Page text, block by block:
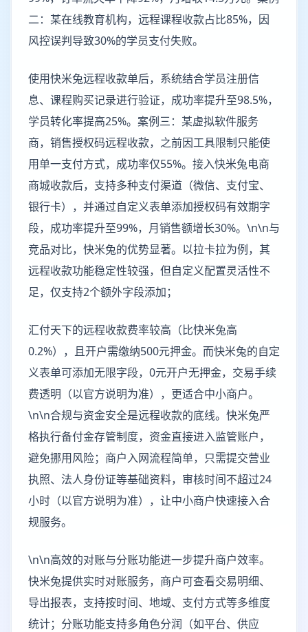
二：某在线教育机构，远程课程收款占比85%，因
风控误判导致30%的学员支付失败。
使用快米兔远程收款单后，系统结合学员注册信
息、课程购买记录进行验证，成功率提升至98.5%，
学员转化率提高25%。案例三：某虚拟软件服务
商，销售授权码远程收款，之前因工具限制只能使
用单一支付方式，成功率仅55%。接入快米兔电商
商城收款后，支持多种支付渠道（微信、支付宝、
银行卡），并通过自定义表单添加授权码有效期字
段，成功率提升至99%，月销售额增长30%。\n\n与
竞品对比，快米兔的优势显著。以拉卡拉为例，其
远程收款功能稳定性较强，但自定义配置灵活性不
足，仅支持2个额外字段添加；
汇付天下的远程收款费率较高（比快米兔高
0.2%），且开户需缴纳500元押金。而快米兔的自定
义表单可添加无限字段，0元开户无押金，交易手续
费透明（以官方说明为准），更适合中小商户。
\n\n合规与资金安全是远程收款的底线。快米兔严
格执行备付金存管制度，资金直接进入监管账户，
避免挪用风险；商户入网流程简单，只需提交营业
执照、法人身份证等基础资料，审核时间不超过24
小时（以官方说明为准），让中小商户快速接入合
规服务。
\n\n高效的对账与分账功能进一步提升商户效率。
快米兔提供实时对账服务，商户可查看交易明细、
导出报表，支持按时间、地域、支付方式等多维度
统计；分账功能支持多角色分润（如平台、供应